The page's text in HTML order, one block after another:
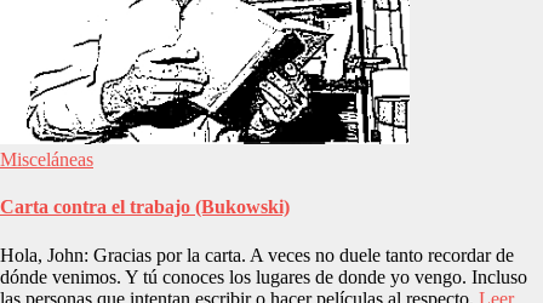
Misceláneas
Carta contra el trabajo (Bukowski)
Hola, John: Gracias por la carta. A veces no duele tanto recordar de
dónde venimos. Y tú conoces los lugares de donde yo vengo. Incluso
las personas que intentan escribir o hacer películas al respecto, Leer